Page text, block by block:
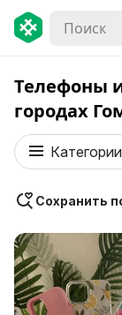
Телефоны
городах
Категории
Сохранить